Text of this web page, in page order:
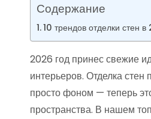
Содержание
10 трендов отделки стен
2026 год принес свежие
интерьеров. Отделка стен
просто фоном — теперь
пространства. В нашем